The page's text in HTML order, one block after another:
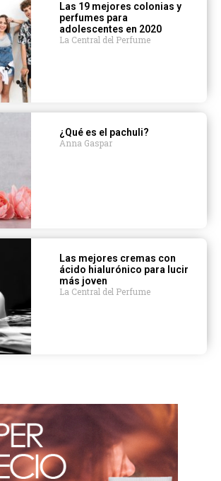
Las 19 mejores colonias y
perfumes para
adolescentes en 2020
La Central del Perfume
¿Qué es el pachuli?
Anna Gaspar
Las mejores cremas con
ácido hialurónico para lucir
más joven
La Central del Perfume